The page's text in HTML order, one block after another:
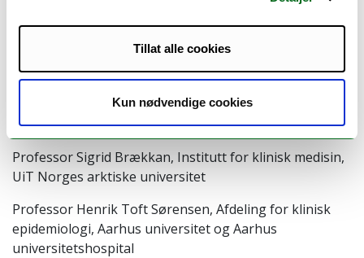
Tillat alle cookies
Kun nødvendige cookies
Professor John-Bjarne Hansen, Institutt for klinisk
Biveiledere
Professor Sigrid Brækkan, Institutt for klinisk medisin,
UiT Norges arktiske universitet
Professor Henrik Toft Sørensen, Afdeling for klinisk
epidemiologi, Aarhus universitet og Aarhus
universitetshospital